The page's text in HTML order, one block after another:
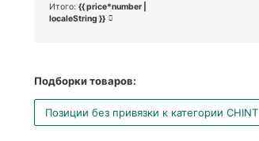
Итого: {{ price*number |
localeString }}
Подборки товаров:
Позиции без привязки к категории CHINT